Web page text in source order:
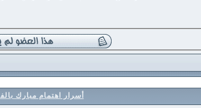
أسرار اهتمام مبارك